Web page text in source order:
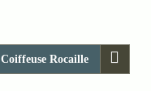
Coiffeuse Rocaille